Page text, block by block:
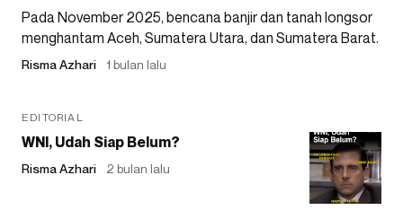
Pada November 2025, bencana banjir dan tanah longsor
menghantam Aceh, Sumatera Utara, dan Sumatera Barat.
Risma Azhari 1 bulan lalu
EDITORIAL
WNI, Udah Siap Belum?
Risma Azhari 2 bulan lalu